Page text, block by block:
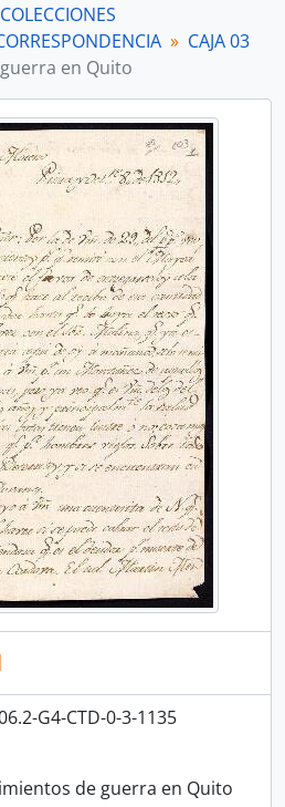
COLECCIONES
CAJA 03
en Quito
G4-CTD-0-3-1135
de guerra en Quito